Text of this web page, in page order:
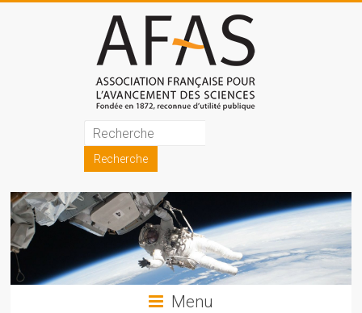
Association
française
pour
l'avancement
des
sciences
Menu